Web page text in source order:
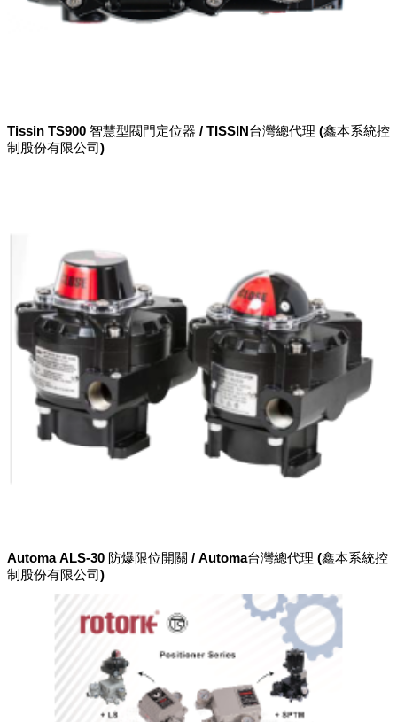
Tissin TS900 智慧型閥門定位器 / TISSIN台灣總代理 (鑫本系統控
制股份有限公司)
Automa ALS-30 防爆限位開關 / Automa台灣總代理 (鑫本系統控
制股份有限公司)